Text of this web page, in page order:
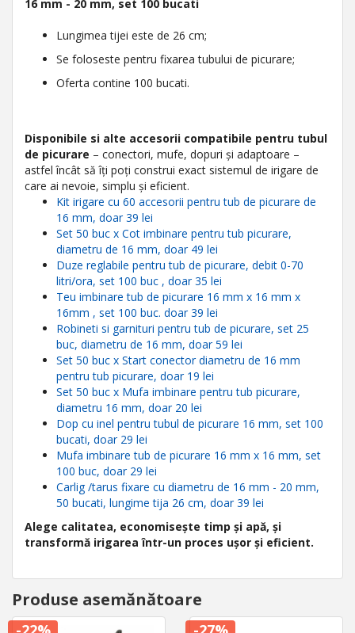
16 mm - 20 mm, set 100 bucati
Lungimea tijei este de 26 cm;
Se foloseste pentru fixarea tubului de picurare;
Oferta contine 100 bucati.
Disponibile si alte accesorii compatibile pentru tubul
de picurare – conectori, mufe, dopuri și adaptoare –
astfel încât să îți poți construi exact sistemul de irigare de
care ai nevoie, simplu și eficient.
Kit irigare cu 60 accesorii pentru tub de picurare de
16 mm, doar 39 lei
Set 50 buc x Cot imbinare pentru tub picurare,
diametru de 16 mm, doar 49 lei
Duze reglabile pentru tub de picurare, debit 0-70
litri/ora, set 100 buc , doar 35 lei
Teu imbinare tub de picurare 16 mm x 16 mm x
16mm , set 100 buc. doar 39 lei
Robineti si garnituri pentru tub de picurare, set 25
buc, diametru de 16 mm, doar 59 lei
Set 50 buc x Start conector diametru de 16 mm
pentru tub picurare, doar 19 lei
Set 50 buc x Mufa imbinare pentru tub picurare,
diametru 16 mm, doar 20 lei
Dop cu inel pentru tubul de picurare 16 mm, set 100
bucati, doar 29 lei
Mufa imbinare tub de picurare 16 mm x 16 mm, set
100 buc, doar 29 lei
Carlig /tarus fixare cu diametru de 16 mm - 20 mm,
50 bucati, lungime tija 26 cm, doar 39 lei
Alege calitatea, economisește timp și apă, și
transformă irigarea într-un proces ușor și eficient.
Produse asemănătoare